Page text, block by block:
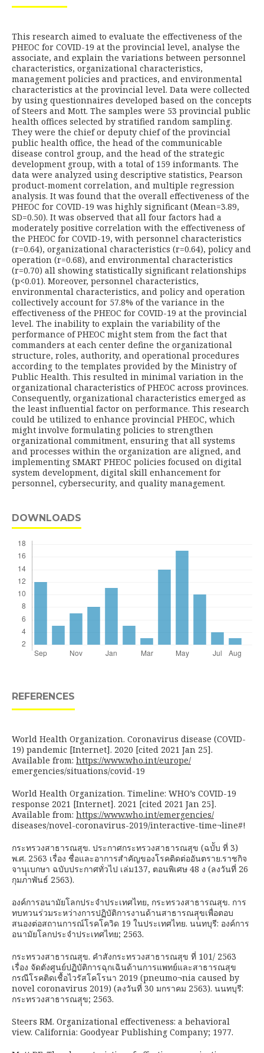
This research aimed to evaluate the effectiveness of the
PHEOC for COVID-19 at the provincial level, analyse the
associate, and explain the variations between personnel
characteristics, organizational characteristics,
management policies and practices, and environmental
characteristics at the provincial level. Data were collected
by using questionnaires developed based on the concepts
of Steers and Mott. The samples were 53 provincial public
health offices selected by stratified random sampling.
They were the chief or deputy chief of the provincial
public health office, the head of the communicable
disease control group, and the head of the strategic
development group, with a total of 159 informants. The
data were analyzed using descriptive statistics, Pearson
product-moment correlation, and multiple regression
analysis. It was found that the overall effectiveness of the
PHEOC for COVID-19 was highly significant (Mean=3.89,
SD=0.50). It was observed that all four factors had a
moderately positive correlation with the effectiveness of
the PHEOC for COVID-19, with personnel characteristics
(r=0.64), organizational characteristics (r=0.64), policy and
operation (r=0.68), and environmental characteristics
(r=0.70) all showing statistically significant relationships
(p<0.01). Moreover, personnel characteristics,
environmental characteristics, and policy and operation
collectively account for 57.8% of the variance in the
effectiveness of the PHEOC for COVID-19 at the provincial
level. The inability to explain the variability of the
performance of PHEOC might stem from the fact that
commanders at each center define the organizational
structure, roles, authority, and operational procedures
according to the templates provided by the Ministry of
Public Health. This resulted in minimal variation in the
organizational characteristics of PHEOC across provinces.
Consequently, organizational characteristics emerged as
the least influential factor on performance. This research
could be utilized to enhance provincial PHEOC, which
might involve formulating policies to strengthen
organizational commitment, ensuring that all systems
and processes within the organization are aligned, and
implementing SMART PHEOC policies focused on digital
system development, digital skill enhancement for
personnel, cybersecurity, and quality management.
DOWNLOADS
REFERENCES
World Health Organization. Coronavirus disease (COVID-
19) pandemic [Internet]. 2020 [cited 2021 Jan 25].
Available from: https://www.who.int/europe/
emergencies/situations/covid-19
World Health Organization. Timeline: WHO’s COVID-19
response 2021 [Internet]. 2021 [cited 2021 Jan 25].
Available from: https://www.who.int/emergencies/
diseases/novel-coronavirus-2019/interactive-time¬line#!
กระทรวงสาธารณสุข. ประกาศกระทรวงสาธารณสุข (ฉบัับ ที่ 3)
พ.ศ. 2563 เรื่อง ชื่อและอาการสำคัญของโรคติดต่ออันตราย.ราชกิจ
จานุุเบกษา ฉบับประกาศทั่วไป เล่ม137, ตอนพิเศษ 48 ง (ลงวันที่ 26
กุมภาพันธ์ 2563).
องค์การอนามัยโลกประจำประเทศไทย, กระทรวงสาธารณสุข. การ
ทบทวนร่วมระหว่างการปฏิบัติการงานด้านสาธารณสุุขเพื่อตอบ
สนองต่อสถานการณ์โรคโควิด 19 ในประเทศไทย. นนทบุรี: องค์การ
อนามัยโลกประจำประเทศไทย; 2563.
กระทรวงสาธารณสุข. คำสังกระทรวงสาธารณสุข ที่ 101/ 2563
เรื่อง จัดตังศูนย์ปฏิบัติการฉุกเฉินด้านการแพทย์และสาธารณสุข
กรณีโรคติดเชื้อไวรัสโคโรนา 2019 (pneumo¬nia caused by
novel coronavirus 2019) (ลงวันที่ 30 มกราคม 2563). นนทบุรี:
กระทรวงสาธารณสุุข; 2563.
Steers RM. Organizational effectiveness: a behavioral
view. California: Goodyear Publishing Company; 1977.